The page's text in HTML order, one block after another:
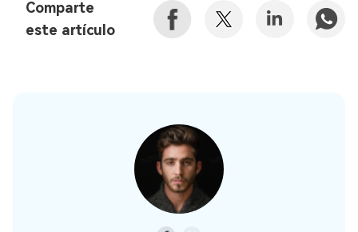
Comparte
este artículo